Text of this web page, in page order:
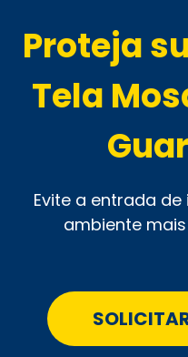
Proteja
Tela
Evite a entrada
ambiente